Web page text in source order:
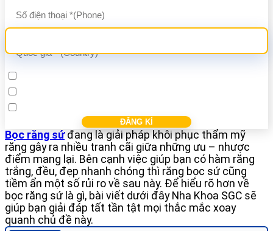
Bọc răng sứđang là giải pháp khôi phục thẩm mỹ
răng gây ra nhiều tranh cãi giữa những ưu – nhược
điểm mang lại. Bên cạnh việc giúp bạn có hàm răng
trắng, đều, đẹp nhanh chóng thì răng bọc sứ cũng
tiềm ẩn một số rủi ro về sau này. Để hiểu rõ hơn về
bọc răng sứ là gì, bài viết dưới đây Nha Khoa SGC sẽ
giúp bạn giải đáp tất tần tật mọi thắc mắc xoay
quanh chủ đề này.